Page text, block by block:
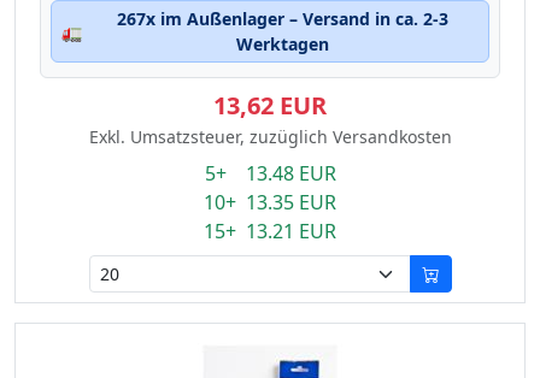
🚛
267x im Außenlager – Versand in ca. 2-3
Werktagen
13,62 EUR
Exkl. Umsatzsteuer, zuzüglich Versandkosten
5+ 13.48 EUR
10+ 13.35 EUR
15+ 13.21 EUR